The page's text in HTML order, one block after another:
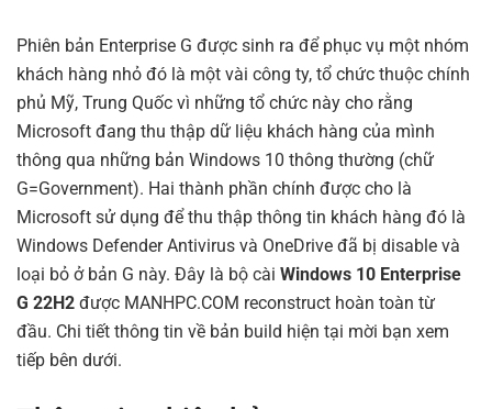
Phiên bản Enterprise G được sinh ra để phục vụ một nhóm
khách hàng nhỏ đó là một vài công ty, tổ chức thuộc chính
phủ Mỹ, Trung Quốc vì những tổ chức này cho rằng
Microsoft đang thu thập dữ liệu khách hàng của mình
thông qua những bản Windows 10 thông thường (chữ
G=Government). Hai thành phần chính được cho là
Microsoft sử dụng để thu thập thông tin khách hàng đó là
Windows Defender Antivirus và OneDrive đã bị disable và
loại bỏ ở bản G này. Đây là bộ cài Windows 10 Enterprise
G 22H2 được MANHPC.COM reconstruct hoàn toàn từ
đầu. Chi tiết thông tin về bản build hiện tại mời bạn xem
tiếp bên dưới.